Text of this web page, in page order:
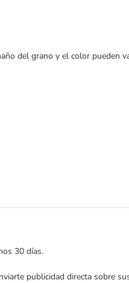
del grano y el color pueden
30 días.
publicidad directa sobre